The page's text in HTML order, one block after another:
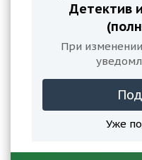
Детектив
При
Уже